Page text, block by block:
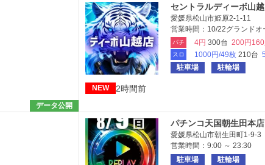
データ公開
セントラルディーボ山
愛媛県松山市姫原2-1-11
営業時間：10/22グランドオ
パチ 4円 300台 200円160
スロ 1000円/49枚 210台
駐車場
駐輪場
NEW 2時間前
パチンコ天国朝生田本店
愛媛県松山市朝生田町1-9-3
営業時間：9:00 ～ 23:30
駐車場
駐輪場